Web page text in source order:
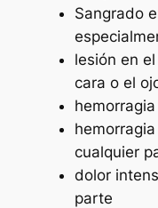
Sangrado
lesión en
cara o el
cualquier
dolor
parte